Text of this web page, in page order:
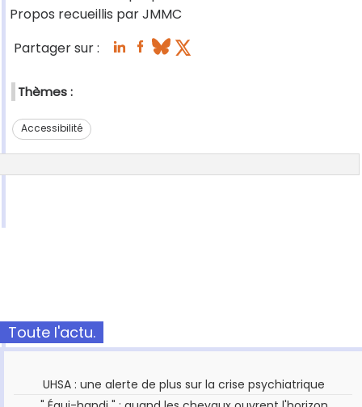
Propos recueillis par JMMC
Partager sur :
Thèmes :
Accessibilité
Toute l'actu.
UHSA : une alerte de plus sur la crise psychiatrique